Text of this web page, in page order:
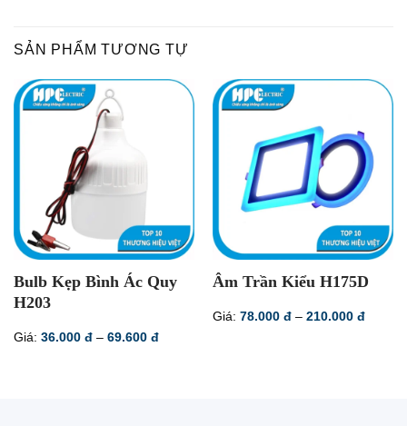
SẢN PHẨM TƯƠNG TỰ
Bulb Kẹp Bình Ác Quy
H203
Giá: 36.000 đ – 69.600 đKhoảng
Âm Trần Kiểu H175D
Giá: 78.000 đ – 210.000 đ